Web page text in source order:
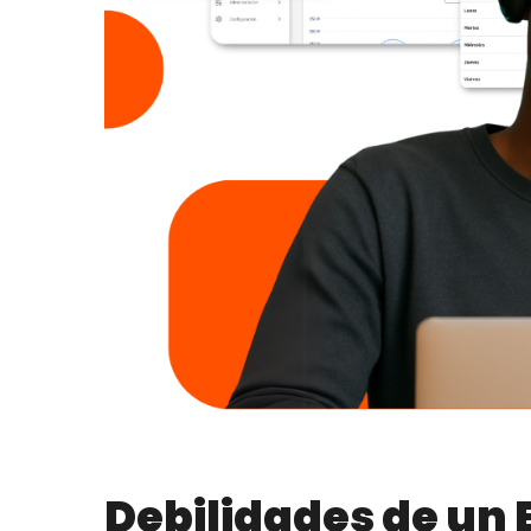
Debilidades de un